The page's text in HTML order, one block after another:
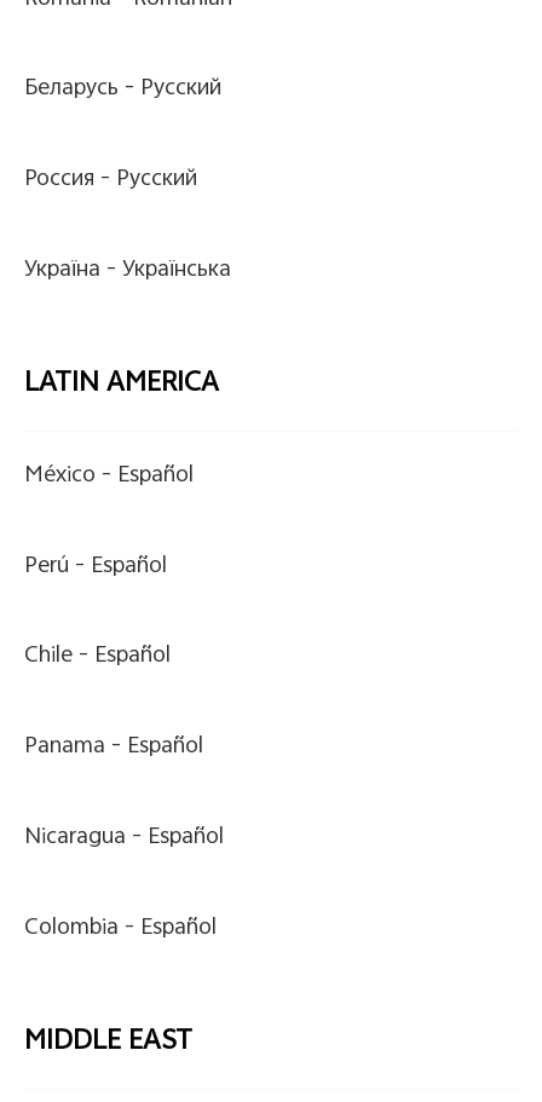
Беларусь - Pусский
Россия - Pусский
Україна -Українська
LATIN AMERICA
México - Español
Perú - Español
Chile - Español
Panama - Español
Nicaragua - Español
Colombia - Español
MIDDLE EAST